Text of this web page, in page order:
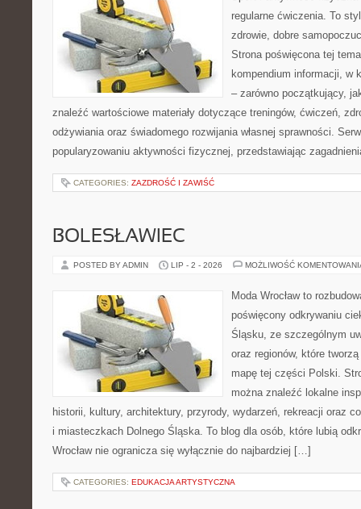
regularne ćwiczenia. To
zdrowie, dobre
Strona poświęcona tej
kompendium informacji, w
– zarówno początkujący,
znaleźć wartościowe materiały dotyczące treningów, ćwiczeń,
odżywiania oraz świadomego rozwijania własnej sprawności.
popularyzowaniu aktywności fizycznej, przedstawiając
CATEGORIES: ZAZDROŚĆ I ZAWIŚĆ
BOLESŁAWIEC
POSTED BY ADMIN LIP - 2 - 2026 MOŻLIWOŚĆ
Moda Wrocław to
poświęcony odkrywaniu
Śląsku, ze szczególnym
oraz regionów, które
mapę tej części Polski.
można znaleźć lokalne
historii, kultury, architektury, przyrody, wydarzeń, rekreacji oraz
i miasteczkach Dolnego Śląska. To blog dla osób, które lubią
Wrocław nie ogranicza się wyłącznie do najbardziej […]
CATEGORIES: EDUKACJA ARTYSTYCZNA